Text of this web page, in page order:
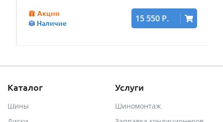
Акции
Наличие
15 550 Р.
Каталог
Шины
Услуги
Шиномонтаж